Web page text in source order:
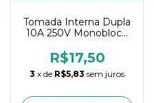
Tomada Interna Dupla
10A 250V Monobloco
R$17,50
3 x de R$5,83 sem juros